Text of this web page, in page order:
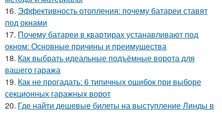
16. Эффективность отопления: почему батареи ставят
под окнами
17. Почему батареи в квартирах устанавливают под
окном: Основные причины и преимущества
18. Как выбрать идеальные подъёмные ворота для
вашего гаража
19. Как не прогадать: 6 типичных ошибок при выборе
секционных гаражных ворот
20. Где найти дешевые билеты на выступление Линды в